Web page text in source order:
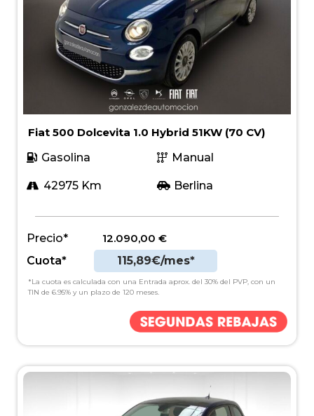
Fiat 500 Dolcevita 1.0 Hybrid 51KW (70 CV)
Gasolina
Manual
42975 Km Berlina
Precio* 12.090,00 €
Cuota*
115,89€/mes*
*La cuota es calculada con una Entrada aprox. del 30% del PVP, con un
TIN de 6.95% y un plazo de 120 meses.